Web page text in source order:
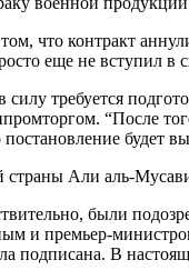
что контракт
еще не вступил в
силу требуется
“После
будет
Али аль-
были
и премьер-
В